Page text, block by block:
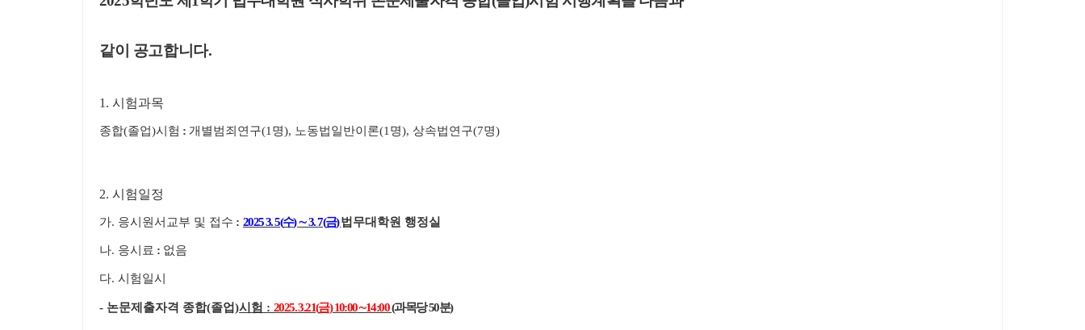
같이 공고합니다.
1. 시험과목
종합(졸업)시험 : 개별범죄연구(1 명), 노동법일반이론(1 명), 상속법연구(7명)
2. 시험일정
가. 응시원서교부 및 접수 : 2025 3. 5(수)∼3. 7(금)법무대학원 행정실
나. 응시료 : 없음
다. 시험일시
- 논문제출자격 종합(졸업)시험 : 2025. 3.21(금) 10:00∼14:00(과목당50분)